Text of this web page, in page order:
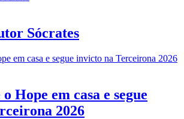
Sócrates
Hope em casa e segue
2026